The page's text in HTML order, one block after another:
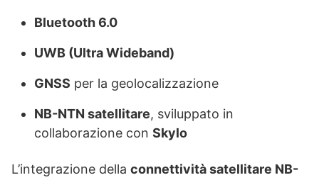
Bluetooth 6.0
UWB (Ultra Wideband)
GNSS per la geolocalizzazione
NB-NTN satellitare, sviluppato in
collaborazione con Skylo
L’integrazione della connettività satellitare NB-